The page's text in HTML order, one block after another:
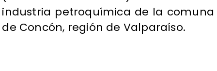
industria petroquímica de la comuna
de Concón, región de Valparaíso.